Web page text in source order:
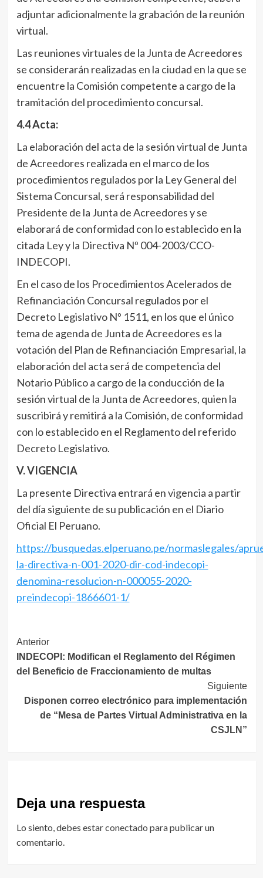
adjuntar adicionalmente la grabación de la reunión
virtual.
Las reuniones virtuales de la Junta de Acreedores
se considerarán realizadas en la ciudad en la que se
encuentre la Comisión competente a cargo de la
tramitación del procedimiento concursal.
4.4 Acta:
La elaboración del acta de la sesión virtual de Junta
de Acreedores realizada en el marco de los
procedimientos regulados por la Ley General del
Sistema Concursal, será responsabilidad del
Presidente de la Junta de Acreedores y se
elaborará de conformidad con lo establecido en la
citada Ley y la Directiva Nº 004-2003/CCO-
INDECOPI.
En el caso de los Procedimientos Acelerados de
Refinanciación Concursal regulados por el
Decreto Legislativo Nº 1511, en los que el único
tema de agenda de Junta de Acreedores es la
votación del Plan de Refinanciación Empresarial, la
elaboración del acta será de competencia del
Notario Público a cargo de la conducción de la
sesión virtual de la Junta de Acreedores, quien la
suscribirá y remitirá a la Comisión, de conformidad
con lo establecido en el Reglamento del referido
Decreto Legislativo.
V. VIGENCIA
La presente Directiva entrará en vigencia a partir
del día siguiente de su publicación en el Diario
Oficial El Peruano.
https://busquedas.elperuano.pe/normaslegales/
la-directiva-n-001-2020-dir-cod-indecopi-
denomina-resolucion-n-000055-2020-
preindecopi-1866601-1/
Navegación
de
Anterior
INDECOPI: Modifican el Reglamento del Régimen
del Beneficio de Fraccionamiento de multas
Siguiente
Disponen correo electrónico para implementación
de “Mesa de Partes Virtual Administrativa en la
CSJLN”
Deja una respuesta
Lo siento, debes estarconectado para publicar un
comentario.